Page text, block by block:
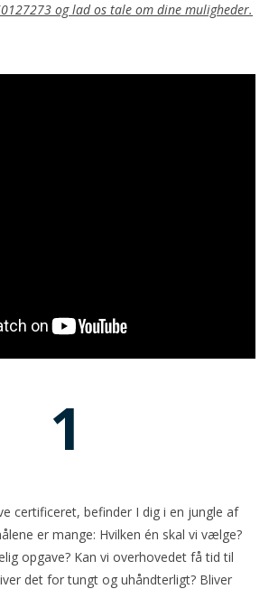
og lad os tale om dine muligheder.
1
certificeret, befinder I dig i en jungle af
er mange: Hvilken én skal vi vælge?
opgave? Kan vi overhovedet få tid til
det for tungt og uhåndterligt? Bliver